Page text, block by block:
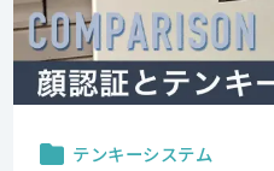
テンキーシステム